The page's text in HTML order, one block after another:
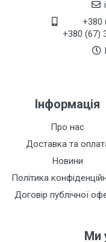
+380
+380 (67)
Інформація
Про нас
Доставка та
Новини
Політика
Договір публічної
Ми